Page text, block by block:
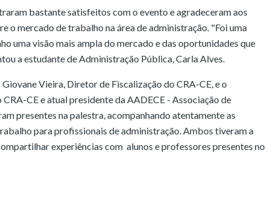
bastante satisfeitos com o evento e agradeceram aos
o mercado de trabalho na área de administração. "Foi uma
uma visão mais ampla do mercado e das oportunidades que
a estudante de Administração Pública, Carla Alves.
Vieira, Diretor de Fiscalização do CRA-CE, e o
CE e atual presidente da AADECE - Associação de
presentes na palestra, acompanhando atentamente as
para profissionais de administração. Ambos tiveram a
experiências com alunos e professores presentes no